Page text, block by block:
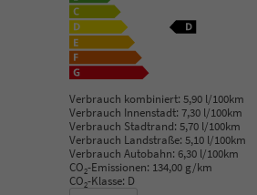
Verbrauch kombiniert: 5,90 l/100km
Verbrauch Innenstadt: 7,30 l/100km
Verbrauch Stadtrand: 5,70 l/100km
Verbrauch Landstraße: 5,10 l/100km
Verbrauch Autobahn: 6,30 l/100km
CO2-Emissionen: 134,00 g/km
CO2-Klasse: D